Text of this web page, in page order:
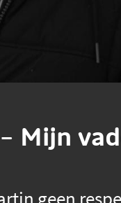
Mijn
geen